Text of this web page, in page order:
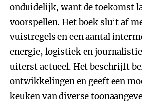
onduidelijk, want de toekomst
voorspellen. Het boek sluit af
vuistregels en een aantal
energie, logistiek en
uiterst actueel. Het beschrijft
ontwikkelingen en geeft een
keuken van diverse